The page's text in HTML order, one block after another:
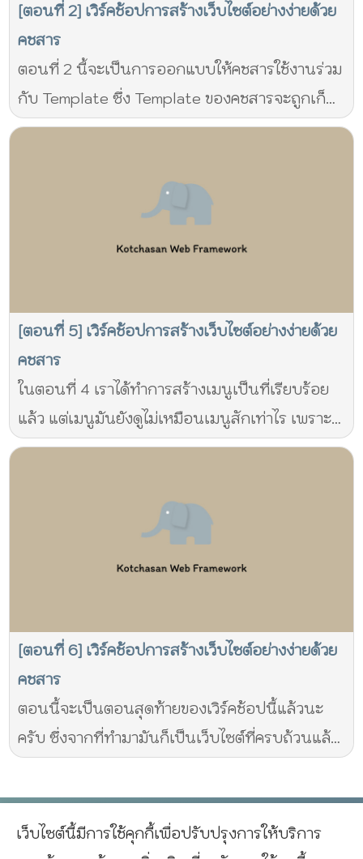
[ตอนที่ 2] เวิร์คช้อปการสร้างเว็บไซต์อย่างง่ายด้วย
คชสาร
ตอนที่ 2 นี้จะเป็นการออกแบบให้คชสารใช้งานร่วม
กับ Template ซึ่ง Template ของคชสารจะถูกเก็บ
ไว้ในไดเร็คทอรี่ skin
[ตอนที่ 5] เวิร์คช้อปการสร้างเว็บไซต์อย่างง่ายด้วย
คชสาร
ในตอนที่ 4 เราได้ทำการสร้างเมนูเป็นที่เรียบร้อย
แล้ว แต่เมนูมันยังดูไม่เหมือนเมนูสักเท่าไร เพราะ
เรายังไม่ได้กำหนค่าให้มันแสดงผลเป็นเมนูเลย
[ตอนที่ 6] เวิร์คช้อปการสร้างเว็บไซต์อย่างง่ายด้วย
คชสาร
ตอนนี้จะเป็นตอนสุดท้ายของเวิร์คช้อปนี้แล้วนะ
ครับ ซึ่งจากที่ทำมามันก็เป็นเว็บไซต์ที่ครบถ้วนแล้ว
เราสวยงามขึ้น
เว็บไซต์นี้มีการใช้คุกกี้เพื่อปรับปรุงการให้บริการ